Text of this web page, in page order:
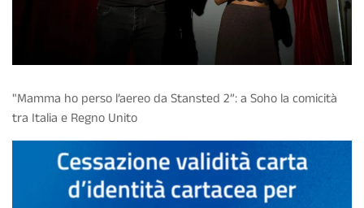
"Mamma ho perso l’aereo da Stansted 2”: a Soho la comicità
tra Italia e Regno Unito